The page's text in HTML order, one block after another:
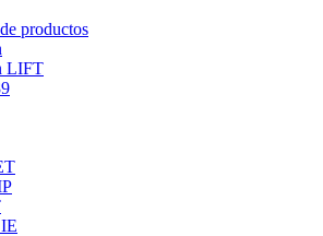
productos
LIFT